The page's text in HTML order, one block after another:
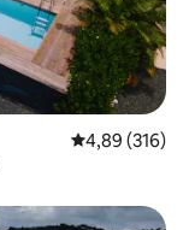
Průměrné
4,89 (316)